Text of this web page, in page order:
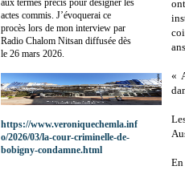
«
actes commis. J’évoquerai ce
procès lors de mon interview par
Radio Chalom Nitsan diffusée dès
le 26 mars 2026.
https://www.veroniquechemla.inf
o/2026/03/la-cour-criminelle-de-
bobigny-condamne.html